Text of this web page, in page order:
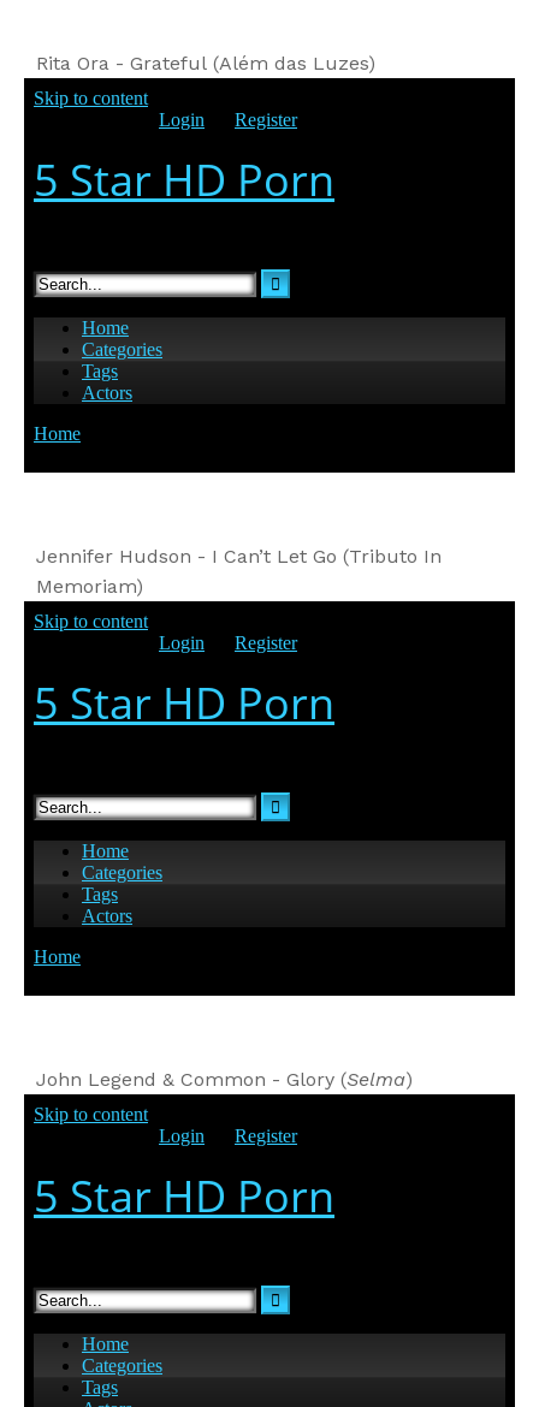
Rita Ora - Grateful (Além das Luzes)
Jennifer Hudson - I Can’t Let Go (Tributo In
Memoriam)
John Legend & Common - Glory (Selma)